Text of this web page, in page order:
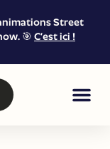
Street
🎯 C’est ici !